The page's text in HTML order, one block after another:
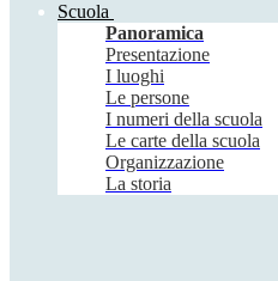
Scuola
Panoramica
Presentazione
I luoghi
Le persone
I numeri della scuola
Le carte della scuola
Organizzazione
La storia